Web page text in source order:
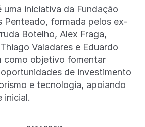
uma iniciativa da Fundação
Penteado, formada pelos ex-
Botelho, Alex Fraga,
Valadares e Eduardo
como objetivo fomentar
de investimento
e tecnologia, apoiando
inicial.